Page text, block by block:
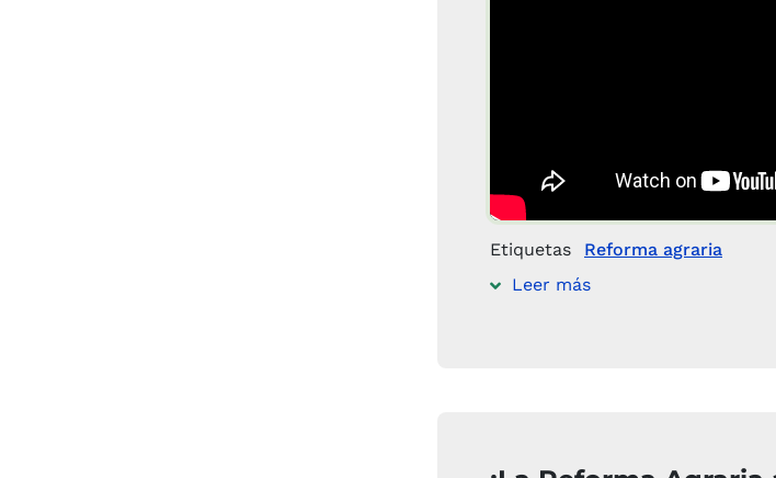
Etiquetas
Reforma agraria
Leer más